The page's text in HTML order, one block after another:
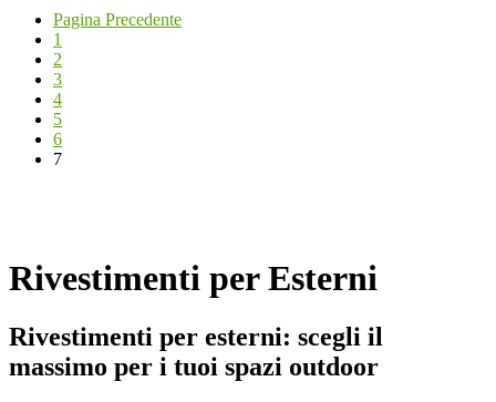
Pagina Precedente
1
2
3
4
5
6
7
Rivestimenti per Esterni
Rivestimenti per esterni: scegli il
massimo per i tuoi spazi outdoor